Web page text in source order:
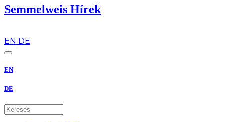
Semmelweis Hírek
EN DE
EN
DE